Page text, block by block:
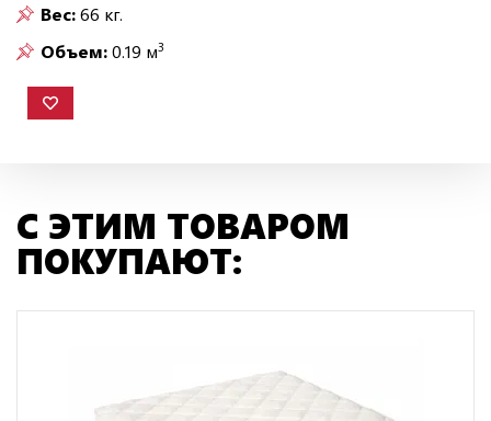
Вес:66 кг.
Объем:0.19 м3
С ЭТИМ ТОВАРОМ
ПОКУПАЮТ: